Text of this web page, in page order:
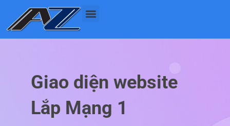
nội
Giao diện website
Lắp Mạng 1